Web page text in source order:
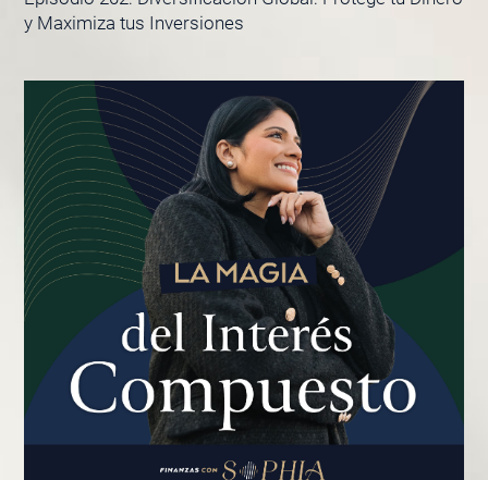
y Maximiza tus Inversiones